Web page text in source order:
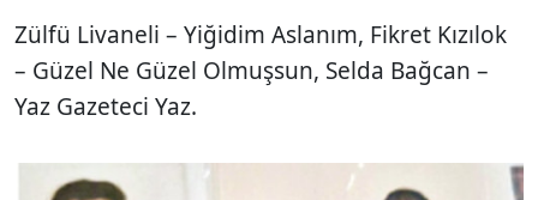
Zülfü Livaneli – Yiğidim Aslanım, Fikret Kızılok
– Güzel Ne Güzel Olmuşsun, Selda Bağcan –
Yaz Gazeteci Yaz.